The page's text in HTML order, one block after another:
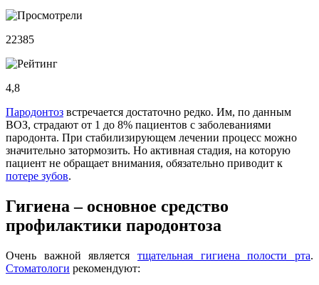
22385
4,8
Пародонтоз встречается достаточно редко. Им, по данным
ВОЗ, страдают от 1 до 8% пациентов с заболеваниями
пародонта. При стабилизирующем лечении процесс можно
значительно затормозить. Но активная стадия, на которую
пациент не обращает внимания, обязательно приводит к
потере зубов.
Гигиена – основное средство
профилактики пародонтоза
Очень важной является тщательная гигиена полости рта.
Стоматологи рекомендуют: